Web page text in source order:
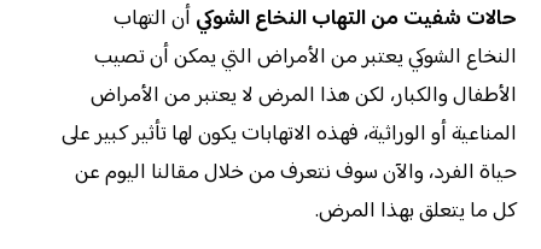
حالات شفيت من التهاب النخاع الشوكيأن التهاب
النخاع الشوكي يعتبر من الأمراض التي يمكن أن تصيب
الأطفال والكبار، لكن هذا المرض لا يعتبر من الأمراض
المناعية أو الوراثية، فهذه الاتهابات يكون لها تأثير كبير على
حياة الفرد، والآن سوف نتعرف من خلال مقالنا اليوم عن
كل ما يتعلق بهذا المرض.